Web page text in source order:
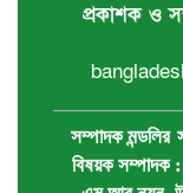
প্রকাশক ও
সম্পাদক মন্ডলির
বিষয়ক সম্পাদক